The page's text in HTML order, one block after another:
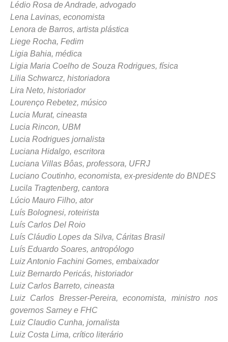
Lédio Rosa de Andrade, advogado
Lena Lavinas, economista
Lenora de Barros, artista plástica
Liege Rocha, Fedim
Ligia Bahia, médica
Ligia Maria Coelho de Souza Rodrigues, física
Lilia Schwarcz, historiadora
Lira Neto, historiador
Lourenço Rebetez, músico
Lucia Murat, cineasta
Lucia Rincon, UBM
Lucia Rodrigues jornalista
Luciana Hidalgo, escritora
Luciana Villas Bôas, professora, UFRJ
Luciano Coutinho, economista, ex-presidente do BNDES
Lucila Tragtenberg, cantora
Lúcio Mauro Filho, ator
Luís Bolognesi, roteirista
Luís Carlos Del Roio
Luís Cláudio Lopes da Silva, Cáritas Brasil
Luís Eduardo Soares, antropólogo
Luiz Antonio Fachini Gomes, embaixador
Luiz Bernardo Pericás, historiador
Luiz Carlos Barreto, cineasta
Luiz Carlos Bresser-Pereira, economista, ministro nos
governos Sarney e FHC
Luiz Claudio Cunha, jornalista
Luiz Costa Lima, crítico literário